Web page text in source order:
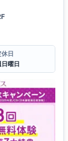
休日
日曜日